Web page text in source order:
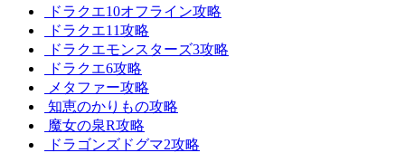
ドラクエ10オフライン攻略
ドラクエ11攻略
ドラクエモンスターズ3攻略
ドラクエ6攻略
メタファー攻略
知恵のかりもの攻略
魔女の泉R攻略
ドラゴンズドグマ2攻略